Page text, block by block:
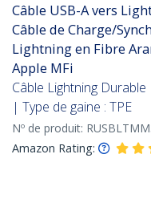
Câble USB-A vers
Câble de Charge/
Lightning en Fibre
Apple MFi
Câble Lightning
| Type de gaine : TPE
Nº de produit:
Amazon Rating: